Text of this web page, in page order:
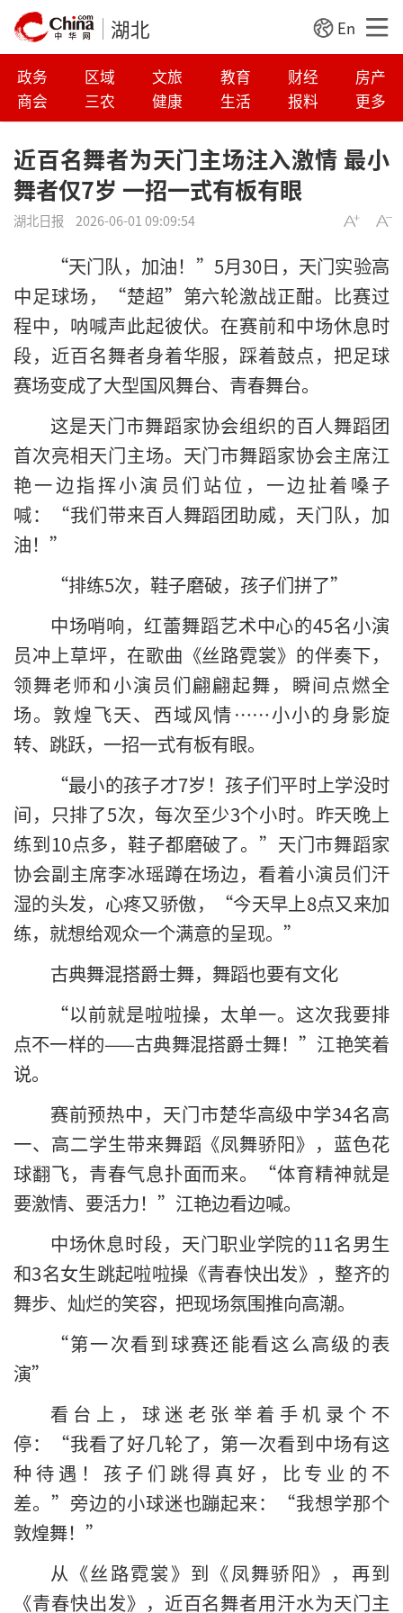
湖北 En
政务 区域 文旅 教育 财经
房产
商会
三农 健康 生活 报料 更多
近百名舞者为天门主场注入激情 最小
舞者仅7岁 一招一式有板有眼
湖北日报 2026-06-01 09:09:54
“天门队，加油！”5月30日，天门实验高
中足球场，“楚超”第六轮激战正酣。比赛过
程中，呐喊声此起彼伏。在赛前和中场休息时
段，近百名舞者身着华服，踩着鼓点，把足球
赛场变成了大型国风舞台、青春舞台。
这是天门市舞蹈家协会组织的百人舞蹈团
首次亮相天门主场。天门市舞蹈家协会主席江
艳一边指挥小演员们站位，一边扯着嗓子
喊：“我们带来百人舞蹈团助威，天门队，加
油！”
“排练5次，鞋子磨破，孩子们拼了”
中场哨响，红蕾舞蹈艺术中心的45名小演
员冲上草坪，在歌曲《丝路霓裳》的伴奏下，
领舞老师和小演员们翩翩起舞，瞬间点燃全
场。敦煌飞天、西域风情……小小的身影旋
转、跳跃，一招一式有板有眼。
“最小的孩子才7岁！孩子们平时上学没时
间，只排了5次，每次至少3个小时。昨天晚上
练到10点多，鞋子都磨破了。”天门市舞蹈家
协会副主席李冰瑶蹲在场边，看着小演员们汗
湿的头发，心疼又骄傲，“今天早上8点又来加
练，就想给观众一个满意的呈现。”
古典舞混搭爵士舞，舞蹈也要有文化
“以前就是啦啦操，太单一。这次我要排
点不一样的——古典舞混搭爵士舞！”江艳笑着
说。
赛前预热中，天门市楚华高级中学34名高
一、高二学生带来舞蹈《凤舞骄阳》，蓝色花
球翻飞，青春气息扑面而来。“体育精神就是
要激情、要活力！”江艳边看边喊。
中场休息时段，天门职业学院的11名男生
和3名女生跳起啦啦操《青春快出发》，整齐的
舞步、灿烂的笑容，把现场氛围推向高潮。
“第一次看到球赛还能看这么高级的表
演”
看台上，球迷老张举着手机录个不
停：“我看了好几轮了，第一次看到中场有这
种待遇！孩子们跳得真好，比专业的不
差。”旁边的小球迷也蹦起来：“我想学那个
敦煌舞！”
从《丝路霓裳》到《凤舞骄阳》，再到
《青春快出发》，近百名舞者用汗水为天门主